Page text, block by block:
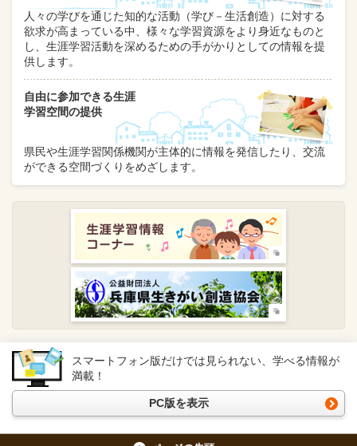
人々の学びを通じた知的な活動（学び－生活創造）に対する
欲求が高まっている中、様々な学習資源をより身近なものと
し、生涯学習活動を深めるための手がかりとしての情報を提
供します。
自由に参加できる生涯
学習空間の提供
県民や生涯学習関係機関が主体的に情報を発信したり、交流
ができる空間づくりをめざします。
スマートフォン版だけでは見られない、学べる情報が
満載！
PC版を表示